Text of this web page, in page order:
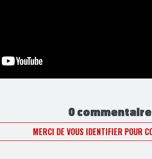
0 commentaire